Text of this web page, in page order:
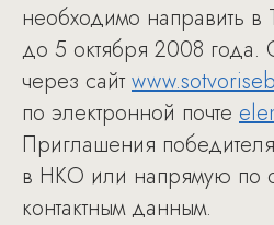
необходимо направить в
до 5 октября 2008 года.
через сайт
по электронной почте
Приглашения
в НКО или напрямую по
контактным данным.